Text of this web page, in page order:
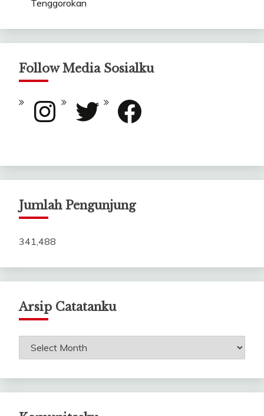
Tenggorokan
Follow Media Sosialku
Instagram Twitter Facebook
Jumlah Pengunjung
341,488
Arsip Catatanku
Arsip
Catatanku